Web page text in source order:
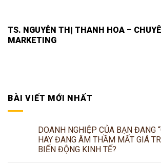
TS. NGUYỄN THỊ THANH HOA –
MARKETING
BÀI VIẾT MỚI NHẤT
DOANH NGHIỆP CỦA BẠN ĐANG
HAY ĐANG ÂM THẦM MẤT GIÁ
BIẾN ĐỘNG KINH TẾ?